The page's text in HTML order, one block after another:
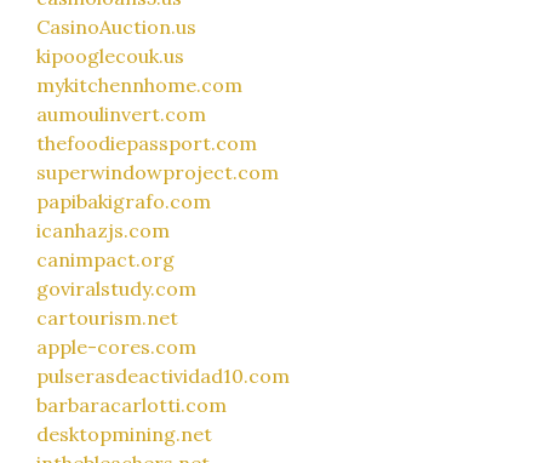
CasinoAuction.us
kipooglecouk.us
mykitchennhome.com
aumoulinvert.com
thefoodiepassport.com
superwindowproject.com
papibakigrafo.com
icanhazjs.com
canimpact.org
goviralstudy.com
cartourism.net
apple-cores.com
pulserasdeactividad10.com
barbaracarlotti.com
desktopmining.net